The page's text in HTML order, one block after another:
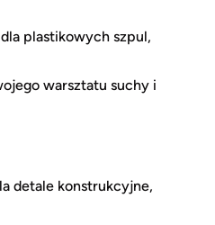
plastikowych szpul,
warsztatu suchy i
detale konstrukcyjne,